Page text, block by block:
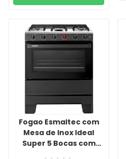
Fogao Esmaltec com
Mesa de Inox Ideal
Super 5 Bocas com